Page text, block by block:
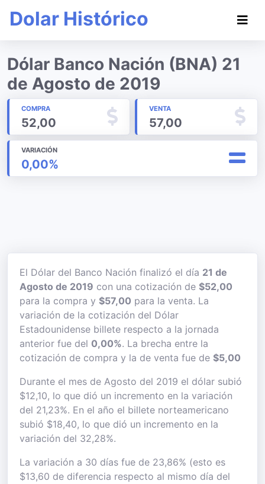
Dolar Histórico
Dólar Banco Nación (BNA) 21
de Agosto de 2019
COMPRA
52,00
VENTA
57,00
VARIACIÓN
0,00%
El Dólar del Banco Nación finalizó el día 21 de
Agosto de 2019 con una cotización de $52,00
para la compra y $57,00 para la venta. La
variación de la cotización del Dólar
Estadounidense billete respecto a la jornada
anterior fue del 0,00%. La brecha entre la
cotización de compra y la de venta fue de $5,00
Durante el mes de Agosto del 2019 el dólar subió
$12,10, lo que dió un incremento en la variación
del 21,23%. En el año el billete norteamericano
subió $18,40, lo que dió un incremento en la
variación del 32,28%.
La variación a 30 días fue de 23,86% (esto es
$13,60 de diferencia respecto al mismo día del